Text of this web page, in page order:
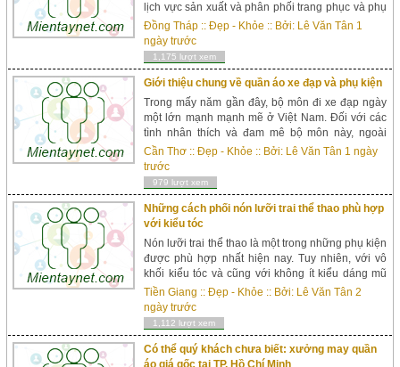
lịch vực sản xuất và phân phối trang phục và phụ
kiện thể thao như: quần áo đua xe đạp, áo quần
tập Gym, bao tay chống nắng, balo, bình nước,
nón thể...
Đồng Tháp ::Đẹp - Khỏe :: Bởi: Lê Văn Tân 1
ngày trước
1,175 lượt xem
Giới thiệu chung về quần áo xe đạp và phụ kiện
Trong mấy năm gần đây, bộ môn đi xe đạp ngày
một lớn mạnh mạnh mẽ ở Việt Nam. Đối với các
tình nhân thích và đam mê bộ môn này, ngoài
những loại xe, quần áo xe đạp và phụ kiện đi kèm
chẳng thể thiếu được trong mỗi chặng ...
Cần Thơ ::Đẹp - Khỏe :: Bởi: Lê Văn Tân 1 ngày
trước
979 lượt xem
Những cách phối nón lưỡi trai thể thao phù hợp
với kiểu tóc
Nón lưỡi trai thể thao là một trong những phụ kiện
được phù hợp nhất hiện nay. Tuy nhiên, với vô
khối kiểu tóc và cũng với không ít kiểu dáng mũ
thời trang, vậy thì vấn đề là, mẫu nào sẽ kết hợp
ăn ý với nhau? Sau đây l...
Tiền Giang ::Đẹp - Khỏe :: Bởi: Lê Văn Tân 2
ngày trước
1,112 lượt xem
Có thể quý khách chưa biết: xưởng may quần
áo giá gốc tại TP. Hồ Chí Minh